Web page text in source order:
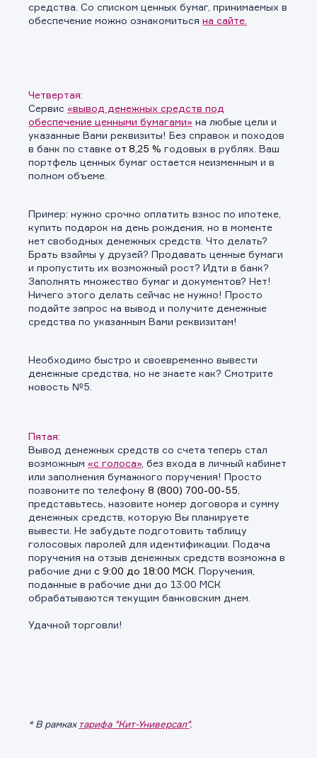
средства. Со списком ценных бумаг, принимаемых в
обеспечение можно ознакомиться на сайте.
Четвертая:
Сервис «вывод денежных средств под
обеспечение ценными бумагами» на любые цели и
указанные Вами реквизиты! Без справок и походов
в банк по ставке от 8,25 % годовых в рублях. Ваш
портфель ценных бумаг остается неизменным и в
полном объеме.
Пример: нужно срочно оплатить взнос по ипотеке,
купить подарок на день рождения, но в моменте
нет свободных денежных средств. Что делать?
Брать взаймы у друзей? Продавать ценные бумаги
и пропустить их возможный рост? Идти в банк?
Заполнять множество бумаг и документов? Нет!
Ничего этого делать сейчас не нужно! Просто
подайте запрос на вывод и получите денежные
средства по указанным Вами реквизитам!
Необходимо быстро и своевременно вывести
денежные средства, но не знаете как? Смотрите
новость №5.
Пятая:
Вывод денежных средств со счета теперь стал
возможным «с голоса» , без входа в личный кабинет
или заполнения бумажного поручения! Просто
позвоните по телефону 8 (800) 700-00-55
представьтесь, назовите номер договора и сумму
денежных средств, которую Вы планируете
вывести. Не забудьте подготовить таблицу
голосовых паролей для идентификации. Подача
поручения на отзыв денежных средств возможна в
рабочие дни с 9:00 до 18:00 МСК . Поручения,
поданные в рабочие дни до 13:00 МСК
обрабатываются текущим банковским днем.
Удачной торговли!
* В рамках тарифа "Кит-Универсал".
Обращение в компанию
Спасибо! Ваше сообщение успешно отправлено. Мы
Обращение в компанию
Заявка на предоставление
информации.